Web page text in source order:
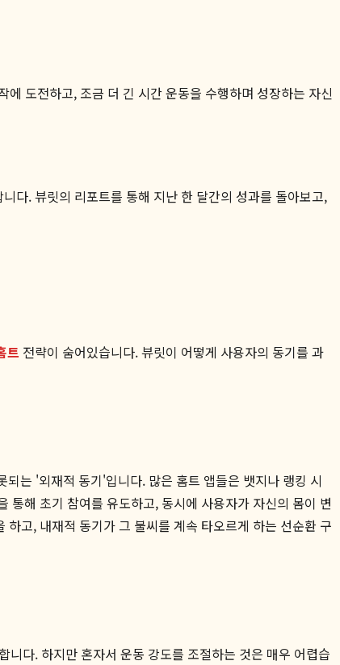
도전하고, 조금 더 긴 시간 운동을 수행하며 성장하는 자신
다. 뷰릿의 리포트를 통해 지난 한 달간의 성과를 돌아보고,
트 전략이 숨어있습니다. 뷰릿이 어떻게 사용자의 동기를 과
는 '외재적 동기'입니다. 많은 홈트 앱들은 뱃지나 랭킹 시
통해 초기 참여를 유도하고, 동시에 사용자가 자신의 몸이 변
고, 내재적 동기가 그 불씨를 계속 타오르게 하는 선순환 구
다. 하지만 혼자서 운동 강도를 조절하는 것은 매우 어렵습